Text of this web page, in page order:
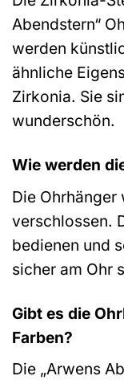
Abendstern“
werden
ähnliche
Zirkonia. Sie
wunderschön.
Wie werden
Die Ohrhänger
verschlossen.
bedienen und
sicher am Ohr
Gibt es die
Farben?
Die „Arwens